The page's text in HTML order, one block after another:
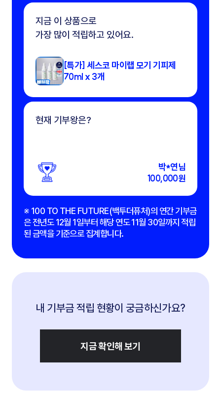
지금 이 상품으로
가장 많이 적립하고 있어요.
[특가] 세스코 마이랩 모기 기피제
70ml x 3개
현재 기부왕은?
박*연님
100,000원
※ 100 TO THE FUTURE(백투더퓨처)의 연간 기부금
은 전년도 12월 1일부터 해당 연도 11월 30일까지 적립
된 금액을 기준으로 집계합니다.
내 기부금 적립 현황이 궁금하신가요?
지금 확인해 보기